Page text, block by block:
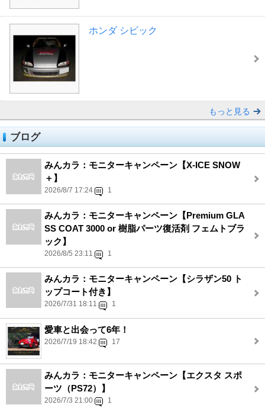
ホンダ シビック
もっと見る
ブログ
みんカラ：モニターキャンペーン【X-ICE SNOW
＋】
2026/8/7 17:24 1
みんカラ：モニターキャンペーン【Premium GLA
SS COAT 3000 or 樹脂パーツ復活剤 フェムトブラ
ック】
2026/8/5 23:11 1
みんカラ：モニターキャンペーン【シラザン50 ト
ップコート付き】
2026/7/31 18:11 1
愛車と出会って6年！
2026/7/19 18:42 17
みんカラ：モニターキャンペーン【エクスタ スポ
ーツ（PS72）】
2026/7/3 21:00 1